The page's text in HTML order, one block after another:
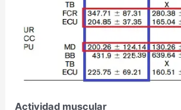
Actividad muscular